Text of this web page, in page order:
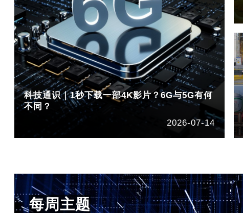
科技通识｜1秒下载一部4K影片？6G与5G有何
不同？
2026-07-14
每周主题